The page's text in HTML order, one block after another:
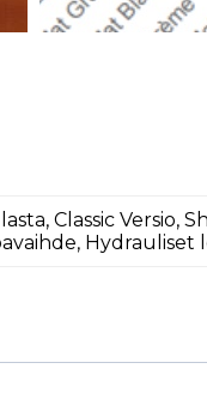
Classic